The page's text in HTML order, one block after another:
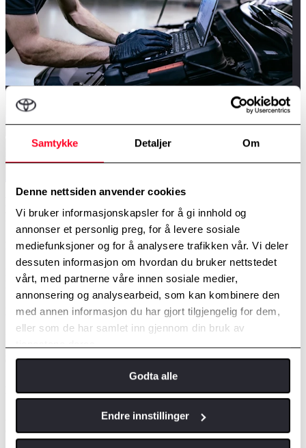
Samtykke Detaljer Om
Denne nettsiden anvender cookies
Vi bruker informasjonskapsler for å gi innhold og
annonser et personlig preg, for å levere sosiale
mediefunksjoner og for å analysere trafikken vår. Vi deler
dessuten informasjon om hvordan du bruker nettstedet
vårt, med partnerne våre innen sosiale medier,
annonsering og analysearbeid, som kan kombinere den
med annen informasjon du har gjort tilgjengelig for dem,
eller som de har samlet inn gjennom din bruk av
Godta alle
Endre innstillinger
Lurer du på pris?
Ta kontakt med din lokale Toyota-forhandler
for en nøyaktig
pris tilpasset din bil.
PRISOVERSLAG
Fastpris
Har kunden og verkstedet avtalt en fast pris for et bestemt arbeid,
kan denne prisen ikke overskrides uten ny avtale.
Prisoverslag
prisen overskrides vesentlig og ikke i noen tilfelle med mer enn 15
%, maksimum kr. 800 inkl. mva.
Hva omfattes av fastpris og prisoverslag
Avtales fast pris eller gir verkstedet prisoverslag på et bestemt
arbeid, skal beløpet inkludere deler, materialer, arbeid og mva.